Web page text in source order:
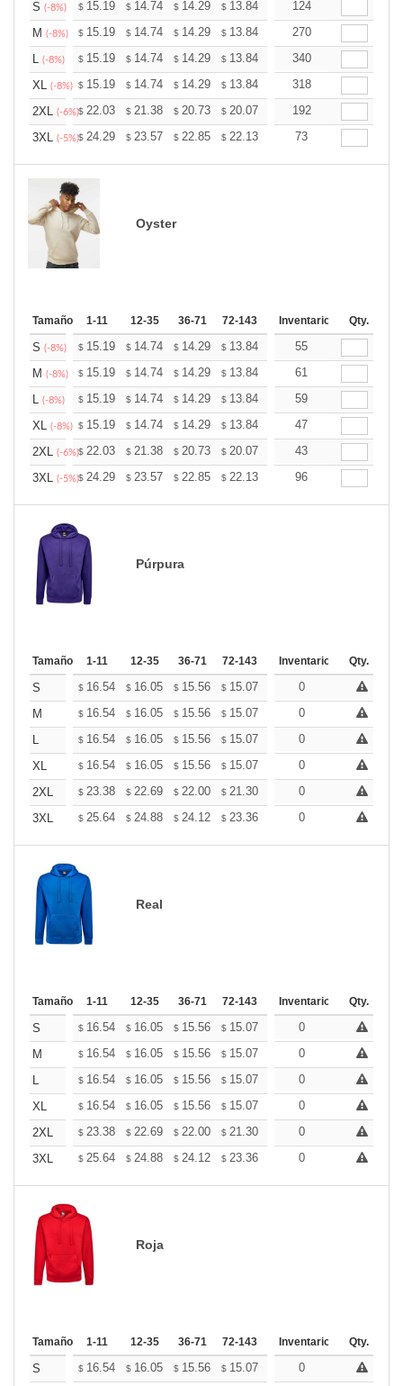
S (-8%) $ 15.19 $ 14.74 $ 14.29 $ 13.84 13.39
124
M (-8%) $ 15.19 $ 14.74 $ 14.29 $ 13.84 13.39
270
L (-8%) $ 15.19 $ 14.74 $ 14.29 $ 13.84 13.39
340
XL (-8%) $ 15.19 $ 14.74 $ 14.29 $ 13.84 13.39
318
2XL (-6%)$ 22.03 $ 21.38 $ 20.73 $ 20.07 19.42
192
3XL (-5%)$ 24.29 $ 23.57 $ 22.85 $ 22.13 21.41
73
Oyster
Tamaño 1-11 12-35 36-71 72-143 144-287 288 +
Inventario Qty.
S (-8%) $ 15.19 $ 14.74 $ 14.29 $ 13.84 13.39
55
M (-8%) $ 15.19 $ 14.74 $ 14.29 $ 13.84 13.39
61
L (-8%) $ 15.19 $ 14.74 $ 14.29 $ 13.84 13.39
59
XL (-8%) $ 15.19 $ 14.74 $ 14.29 $ 13.84 13.39
47
2XL (-6%)$ 22.03 $ 21.38 $ 20.73 $ 20.07 19.42
43
3XL (-5%)$ 24.29 $ 23.57 $ 22.85 $ 22.13 21.41
96
Púrpura
Tamaño 1-11 12-35 36-71 72-143 144-287 288 +
Inventario Qty.
S $ 16.54 $ 16.05 $ 15.56 $ 15.07 14.58
0
M
$ 16.54 $ 16.05 $ 15.56 $ 15.07 14.58
0
L
$ 16.54 $ 16.05 $ 15.56 $ 15.07 14.58
0
XL
$ 16.54 $ 16.05 $ 15.56 $ 15.07 14.58
0
2XL
$ 23.38 $ 22.69 $ 22.00 $ 21.30 20.61
0
3XL
$ 25.64 $ 24.88 $ 24.12 $ 23.36 22.60
0
Real
Tamaño 1-11 12-35 36-71 72-143 144-287 288 +
Inventario Qty.
S $ 16.54 $ 16.05 $ 15.56 $ 15.07 14.58
0
M
$ 16.54 $ 16.05 $ 15.56 $ 15.07 14.58
0
L
$ 16.54 $ 16.05 $ 15.56 $ 15.07 14.58
0
XL
$ 16.54 $ 16.05 $ 15.56 $ 15.07 14.58
0
2XL
$ 23.38 $ 22.69 $ 22.00 $ 21.30 20.61
0
3XL
$ 25.64 $ 24.88 $ 24.12 $ 23.36 22.60
0
Roja
Tamaño 1-11 12-35 36-71 72-143 144-287 288 +
Inventario Qty.
S $ 16.54 $ 16.05 $ 15.56 $ 15.07 14.58
0